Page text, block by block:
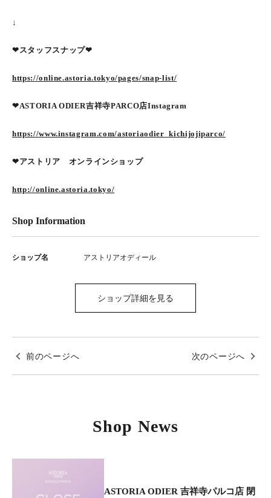
↓
❤︎スタッフスナップ❤︎
https://online.astoria.tokyo/pages/snap-list/
❤︎ASTORIA ODIER吉祥寺PARCO店Instagram
https://www.instagram.com/astoriaodier_kichijojiparco/
❤︎アストリア オンラインショップ
http://online.astoria.tokyo/
Shop Information
ショップ名 アストリアオディール
ショップ詳細を見る
前のページへ 次のページへ
Shop News
ASTORIA ODIER 吉祥寺パルコ店 閉